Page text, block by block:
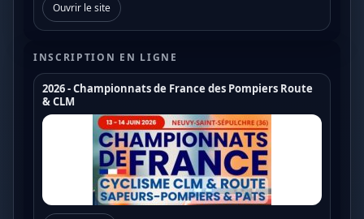
Coupe de France N3
Coupe de France U17
Coupe de France U19
Trophée de France
Ouvrir le site
INSCRIPTION EN LIGNE
2026 - Championnats de France des Pompiers Route
& CLM